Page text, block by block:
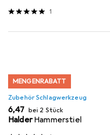
1
MENGENRABATT
Zubehör Schlagwerkzeug
EUR
6,47 bei 2 Stück
Halder Hammerstiel